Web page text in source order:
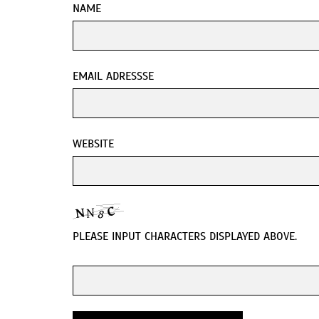
NAME
EMAIL ADRESSSE
WEBSITE
PLEASE INPUT CHARACTERS DISPLAYED ABOVE.